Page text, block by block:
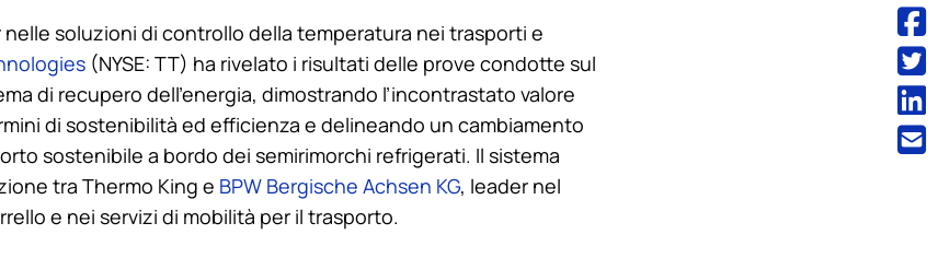
nelle soluzioni di controllo della temperatura nei trasporti e
(NYSE: TT) ha rivelato i risultati delle prove condotte sul
di recupero dell’energia, dimostrando l’incontrastato valore
di sostenibilità ed efficienza e delineando un cambiamento
sostenibile a bordo dei semirimorchi refrigerati. Il sistema
traThermo King e BPW Bergische Achsen KG, leader nel
e nei servizi di mobilità per il trasporto.